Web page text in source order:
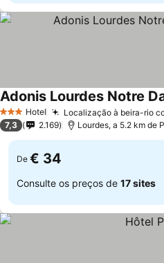
3 EstrelasHotel Localização à beira-rio
Adonis Lourdes Notre
7,3 2.169 Lourdes, a 5.2 km de
De € 34
Consulte os preços de 17 sites